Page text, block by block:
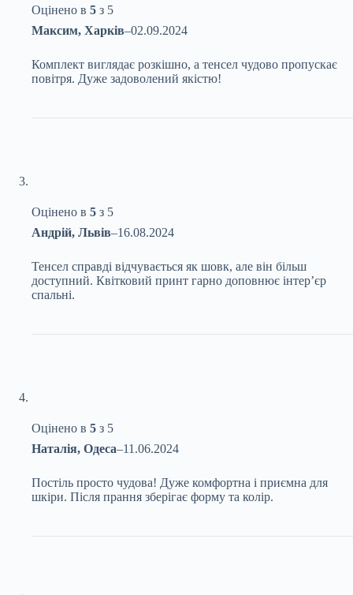
Оцінено в 5 з 5
Максим, Харків–02.09.2024
Комплект виглядає розкішно, а тенсел чудово пропускає
повітря. Дуже задоволений якістю!
Оцінено в 5 з 5
Андрій, Львів–16.08.2024
Тенсел справді відчувається як шовк, але він більш
доступний. Квітковий принт гарно доповнює інтер’єр
спальні.
Оцінено в 5 з 5
Наталія, Одеса–11.06.2024
Постіль просто чудова! Дуже комфортна і приємна для
шкіри. Після прання зберігає форму та колір.